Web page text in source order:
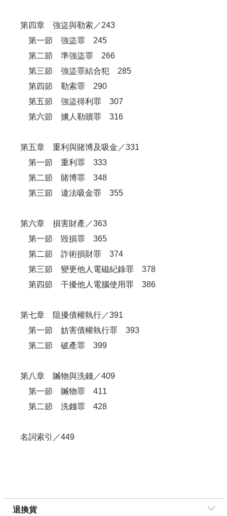
第四章 強盜與勒索／243
第一節 強盜罪 245
第二節 準強盜罪 266
第三節 強盜罪結合犯 285
第四節 勒索罪 290
第五節 強盜得利罪 307
第六節 擄人勒贖罪 316
第五章 重利與賭博及吸金／331
第一節 重利罪 333
第二節 賭博罪 348
第三節 違法吸金罪 355
第六章 損害財產／363
第一節 毀損罪 365
第二節 詐術損財罪 374
第三節 變更他人電磁紀錄罪 378
第四節 干擾他人電腦使用罪 386
第七章 阻擾債權執行／391
第一節 妨害債權執行罪 393
第二節 破產罪 399
第八章 贓物與洗錢／409
第一節 贓物罪 411
第二節 洗錢罪 428
名詞索引／449
退換貨